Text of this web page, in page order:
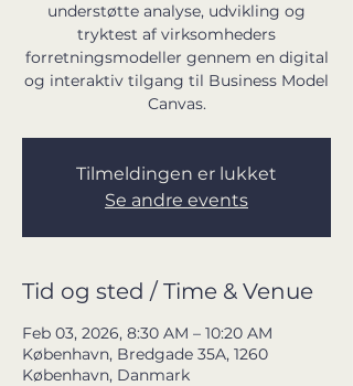
understøtte analyse, udvikling og
tryktest af virksomheders
forretningsmodeller gennem en digital
og interaktiv tilgang til Business Model
Canvas.
Tilmeldingen er lukket
Se andre events
Tid og sted / Time & Venue
Feb 03, 2026, 8:30 AM – 10:20 AM
København, Bredgade 35A, 1260
København, Danmark